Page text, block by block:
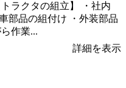
ラクタの組立】 ・社内
部品の組付け ・外装部品
作業...
詳細を表示